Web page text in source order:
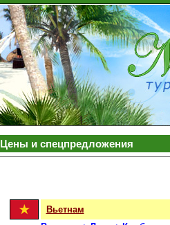
Цены и спецпредложения
Вьетнам